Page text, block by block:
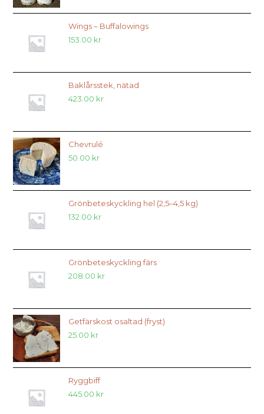
Wings – Buffalowings
153.00 kr
Baklårsstek, nätad
423.00 kr
Chevrulé
50.00 kr
Grönbeteskyckling hel (2,5–4,5 kg)
132.00 kr
Grönbeteskyckling färs
208.00 kr
Getfärskost osaltad (fryst)
25.00 kr
Ryggbiff
445.00 kr